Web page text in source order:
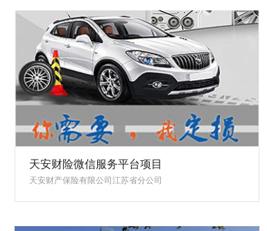
天安财险微信服务平台项目
天安财产保险有限公司江苏省分公司